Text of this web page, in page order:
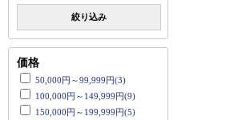
絞り込み
価格
50,000円～99,999円(3)
100,000円～149,999円(9)
150,000円～199,999円(5)